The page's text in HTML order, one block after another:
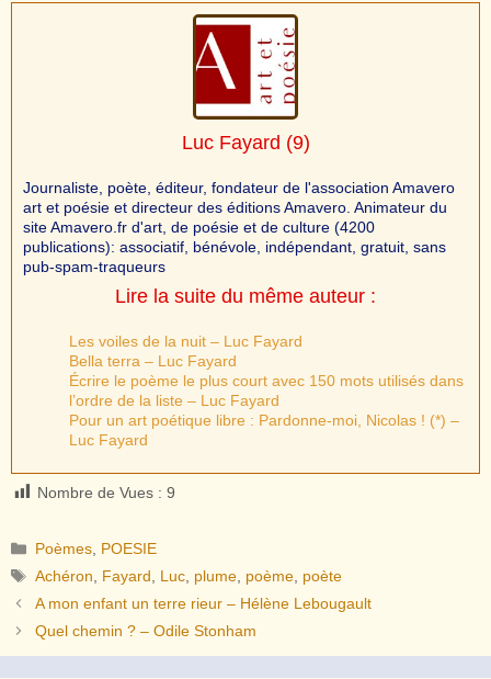
Luc Fayard (9)
Journaliste, poète, éditeur, fondateur de l'association Amavero
art et poésie et directeur des éditions Amavero. Animateur du
site Amavero.fr d'art, de poésie et de culture (4200
publications): associatif, bénévole, indépendant, gratuit, sans
pub-spam-traqueurs
Lire la suite du même auteur :
Les voiles de la nuit – Luc Fayard
Bella terra – Luc Fayard
Écrire le poème le plus court avec 150 mots utilisés dans
l’ordre de la liste – Luc Fayard
Pour un art poétique libre : Pardonne-moi, Nicolas ! (*) –
Luc Fayard
Nombre de Vues : 9
Catégories
Poèmes POESIE
Étiquettes
Achéron Fayard Luc plume poème poète
A mon enfant un terre rieur – Hélène Lebougault
Quel chemin ? – Odile Stonham